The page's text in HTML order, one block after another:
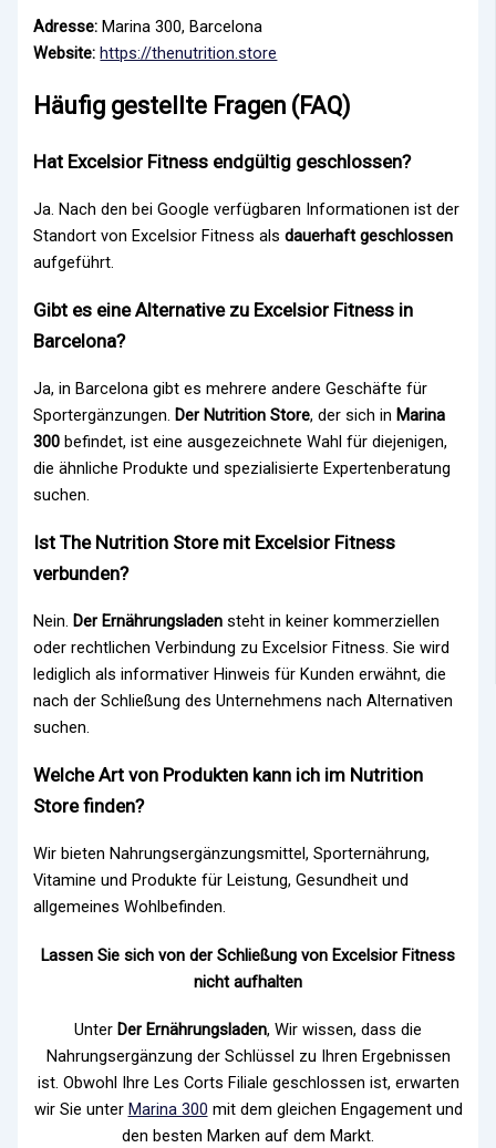
Adresse: Marina 300, Barcelona
Website: https://thenutrition.store
Häufig gestellte Fragen (FAQ)
Hat Excelsior Fitness endgültig geschlossen?
Ja. Nach den bei Google verfügbaren Informationen ist der
Standort von Excelsior Fitness als dauerhaft geschlossen
aufgeführt.
Gibt es eine Alternative zu Excelsior Fitness in
Barcelona?
Ja, in Barcelona gibt es mehrere andere Geschäfte für
Sportergänzungen.Der Nutrition Store, der sich inMarina
300 befindet, ist eine ausgezeichnete Wahl für diejenigen,
die ähnliche Produkte und spezialisierte Expertenberatung
suchen.
Ist The Nutrition Store mit Excelsior Fitness
verbunden?
Nein.Der Ernährungsladen steht in keiner kommerziellen
oder rechtlichen Verbindung zu Excelsior Fitness. Sie wird
lediglich als informativer Hinweis für Kunden erwähnt, die
nach der Schließung des Unternehmens nach Alternativen
suchen.
Welche Art von Produkten kann ich im Nutrition
Store finden?
Wir bieten Nahrungsergänzungsmittel, Sporternährung,
Vitamine und Produkte für Leistung, Gesundheit und
allgemeines Wohlbefinden.
Lassen Sie sich von der Schließung von Excelsior Fitness
nicht aufhalten
Unter Der Ernährungsladen, Wir wissen, dass die
Nahrungsergänzung der Schlüssel zu Ihren Ergebnissen
ist. Obwohl Ihre Les Corts Filiale geschlossen ist, erwarten
wir Sie unter Marina 300 mit dem gleichen Engagement und
den besten Marken auf dem Markt.